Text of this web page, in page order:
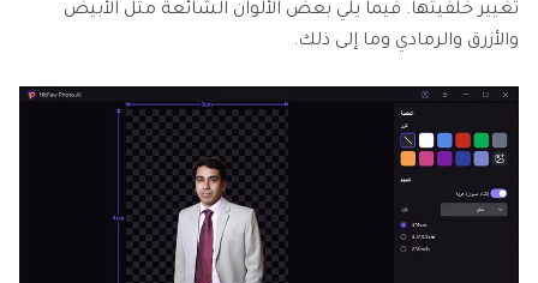
تغيير خلفيتها. فيما يلي بعض الألوان الشائعة مثل الأبيض
والأزرق والرمادي وما إلى ذلك.